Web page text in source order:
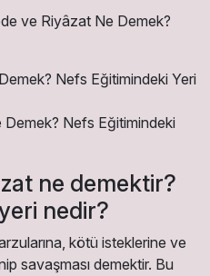
ve Riyâzat Ne Demek?
Nefs Eğitimindeki
ne demektir?
nedir?
kötü isteklerine ve
savaşması demektir. Bu